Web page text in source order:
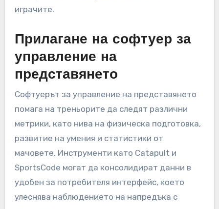
играчите.
Прилагане на софтуер за
управление на
представянето
Софтуерът за управление на представянето
помага на треньорите да следят различни
метрики, като нива на физическа подготовка,
развитие на умения и статистики от
мачовете. Инструменти като Catapult и
SportsCode могат да консолидират данни в
удобен за потребителя интерфейс, което
улеснява наблюдението на напредъка с